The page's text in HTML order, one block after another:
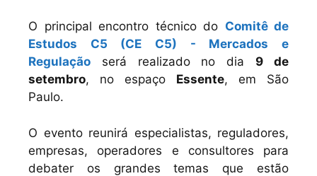
O principal encontro técnico do Comitê de
Estudos C5 (CE C5) - Mercados e
Regulação será realizado no dia 9 de
setembro, no espaço Essente, em São
Paulo.
O evento reunirá especialistas, reguladores,
empresas, operadores e consultores para
debater os grandes temas que estão